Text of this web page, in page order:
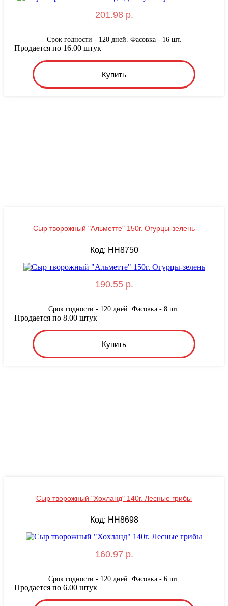
201.98 р.
Срок годности - 120 дней. Фасовка - 16 шт.
Купить
Продается по 16.00 штук
Сыр творожный "Альметте" 150г. Огурцы-зелень
Код: HH8750
190.55 р.
Срок годности - 120 дней. Фасовка - 8 шт.
Купить
Продается по 8.00 штук
Сыр творожный "Хохланд" 140г. Лесные грибы
Код: HH8698
160.97 р.
Срок годности - 120 дней. Фасовка - 6 шт.
Продается по 6.00 штук